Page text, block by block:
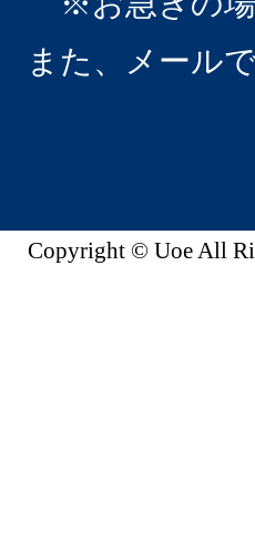
また、メール
Copyright © Uoe All